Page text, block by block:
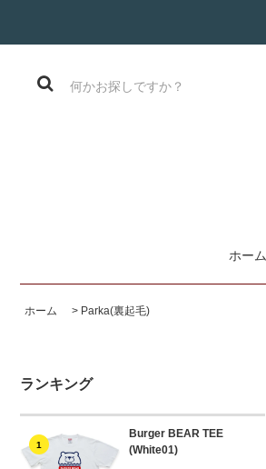
ホーム
ホーム > Parka(裏起毛)
ランキング
1
Burger BEAR TEE
(White01)